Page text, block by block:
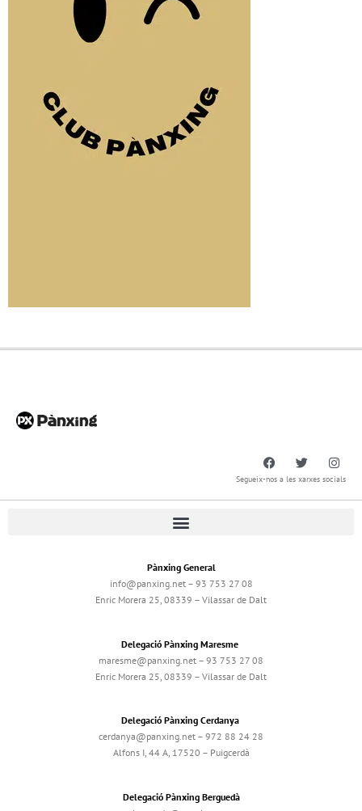
Segueix-nos a les xarxes socials
Pànxing General
info@panxing.net – 93 753 27 08
Enric Morera 25, 08339 – Vilassar de Dalt
Delegació Pànxing Maresme
maresme@panxing.net – 93 753 27 08
Enric Morera 25, 08339 – Vilassar de Dalt
Delegació Pànxing Cerdanya
cerdanya@panxing.net – 972 88 24 28
Alfons I, 44 A, 17520 – Puigcerdà
Delegació Pànxing Berguedà